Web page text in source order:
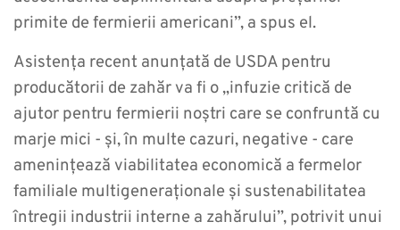
primite de fermierii americani”, a spus el.
Asistența recent anunțată de USDA pentru
producătorii de zahăr va fi o „infuzie critică de
ajutor pentru fermierii noștri care se confruntă cu
marje mici - și, în multe cazuri, negative - care
amenințează viabilitatea economică a fermelor
familiale multigeneraționale și sustenabilitatea
întregii industrii interne a zahărului”, potrivit unui